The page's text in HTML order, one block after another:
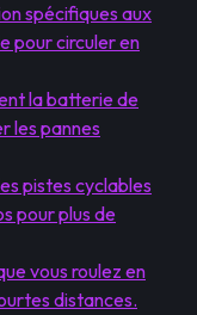
spécifiques aux
pour circuler en
la batterie de
les pannes
pistes cyclables
pour plus de
vous roulez en
distances.